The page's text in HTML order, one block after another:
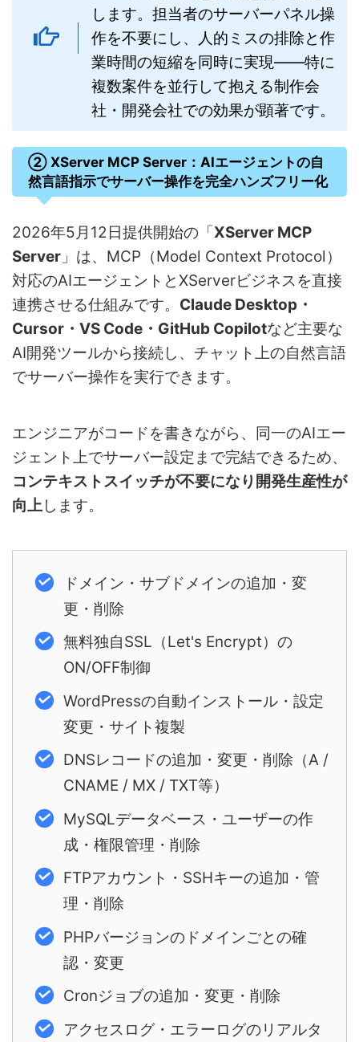
します。担当者のサーバーパネル操
作を不要にし、人的ミスの排除と作
業時間の短縮を同時に実現——特に
複数案件を並行して抱える制作会
社・開発会社での効果が顕著です。
② XServer MCP Server：AIエージェントの自
然言語指示でサーバー操作を完全ハンズフリー化
2026年5月12日提供開始の「XServer MCP
Server 」は、MCP（Model Context Protocol）
対応のAIエージェントとXServerビジネスを直接
連携させる仕組みです。 Claude Desktop・
Cursor・VS Code・GitHub Copilotなど主要な
AI開発ツールから接続し、チャット上の自然言語
でサーバー操作を実行できます。
エンジニアがコードを書きながら、同一のAIエー
ジェント上でサーバー設定まで完結できるため、
コンテキストスイッチが不要になり開発生産性が
向上します。
ドメイン・サブドメインの追加・変
更・削除
無料独自SSL（Let's Encrypt）の
ON/OFF制御
WordPressの自動インストール・設定
変更・サイト複製
DNSレコードの追加・変更・削除（A /
CNAME / MX / TXT等）
MySQLデータベース・ユーザーの作
成・権限管理・削除
FTPアカウント・SSHキーの追加・管
理・削除
PHPバージョンのドメインごとの確
認・変更
Cronジョブの追加・変更・削除
アクセスログ・エラーログのリアルタ